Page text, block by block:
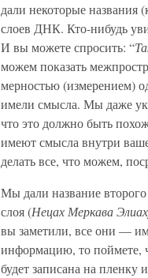
дали некоторые названия
слоев ДНК. Кто-нибудь
И вы можете спросить: “
можем показать
мерностью (измерением)
имели смысла. Мы даже
что это должно быть
имеют смысла внутри
делать все, что можем,
Мы дали название второго
слоя (Нецах Меркава
вы заметили, все они —
информацию, то поймете,
будет записана на